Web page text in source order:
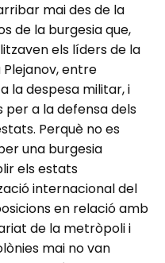
mai des de la
de la burgesia que,
els líders de la
entre
la despesa militar, i
per a la defensa dels
Perquè no es
una burgesia
els estats
internacional del
en relació amb
de la metròpoli i
mai no van